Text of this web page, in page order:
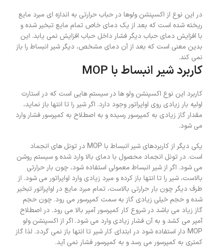
در این نوع از اکسپنشن ولوها در حباب حرارتی به اندازه ای مبرد مایع
ریخته شده است که بعد از یک دمای خاص تمام مایع تبخیر شده و
با افزایش دمای حباب دیگر فشار داخل حباب افزایش نمی یابد. این
بدین معنی است که بعد از آن دمای مشخص، دیگر شیر انبساط را باز
نمی کند.
کاربرد شیر انبساط با MOP
کاربرد این نوع اکسپنشن ولو ها در سیستم هایی است که در استارت
اولیه بار زیادی روی اواپراتور وجود دارد. اگر شیر را تا انتها باز نماید،
مقدار گاز زیادی به کمپرسور رسیده و به اصطلاح به کمپرسور فشار وارد
می شود.
یکی دیگر از کاربردهای شیر انبساط با MOP در تونل های انجماد
است. در تونل انجماد محصول با دمای بالا وارد شده و سیستم روشن
می شود. اگر از شیر انبساط معمولی استفاده شود، چون بار حرارتی
بالاست، شیر را تا انتها باز کرده و مبرد زیادی وارد اواپراتور می شود. از
طرف دیگر چون بار حرارتی بالاست، تمام مبرد مایع در اواپراتور تبخیر
شده و حجم خیلی زیادی گاز به سمت کمپرسور می رود. چون حجم
گاز زیاد می باشد در شروع کار کمپرسور آمپر بالا می رود. در اصطلاح
آمپر می کشد و به آن فشار زیادی وارد می شود. اگر از اکسپنشن ولو
MOP دار استفاده شود در ابتدای کار شیر تا انتها باز نمی گردد. لذا گاز
کمتری به کمپرسور می رسد و به کمپرسور فشار نمی آید.